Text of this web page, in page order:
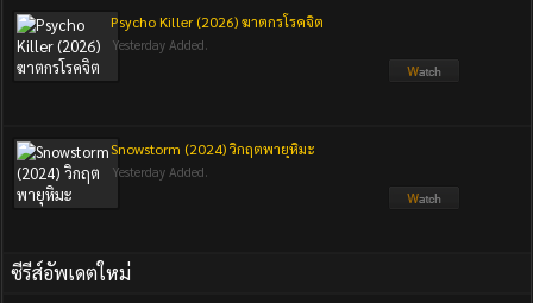
Psycho Killer (2026) ฆาตกรโรคจิต
Yesterday Added.
Snowstorm (2024) วิกฤตพายุหิมะ
Yesterday Added.
ซีรีส์อัพเดตใหม่